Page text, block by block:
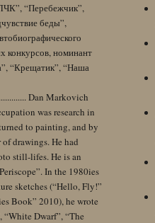
“Перебежчик”,
беды”,
конкурсов, номинант
“Крещатик”, “Наша
Dan Markovich
was research in
to painting, and by
drawings. He had
still-lifes. He is an
In the 1980ies
sketches (“Hello, Fly!”
Book” 2010), he wrote
“White Dwarf”, “The